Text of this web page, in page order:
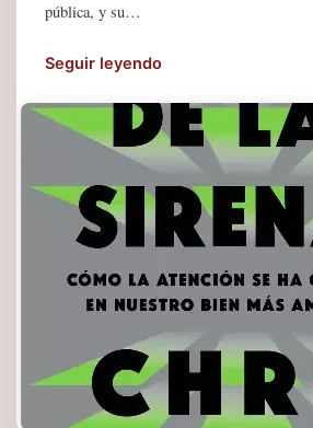
pública, y su…
Seguir leyendo